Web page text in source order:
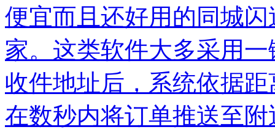
便宜而且还好用的同城
家。这类软件大多采用
收件地址后，系统依据
在数秒内将订单推送至